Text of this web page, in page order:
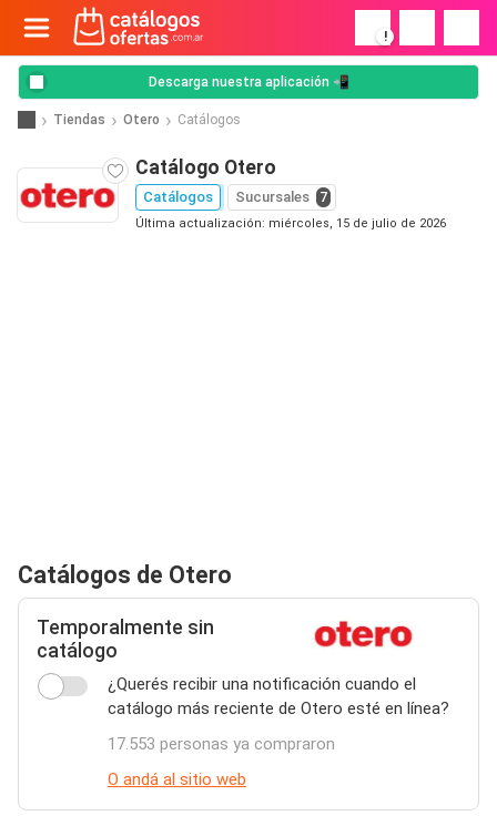
!
Descarga nuestra aplicación 📲
Tiendas Otero Catálogos
Catálogo Otero
Catálogos Sucursales 7
Última actualización: miércoles, 15 de julio de 2026
Catálogos de Otero
Temporalmente sin
catálogo
¿Querés recibir una notificación cuando el
catálogo más reciente de Otero esté en línea?
17.553 personas ya compraron
O andá al sitio web